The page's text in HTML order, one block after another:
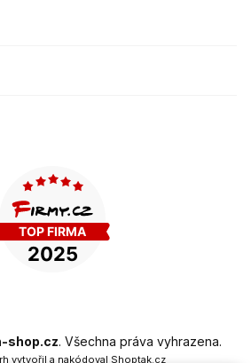
shop.cz. Všechna práva vyhrazena.
vytvořil a nakódoval Shoptak.cz